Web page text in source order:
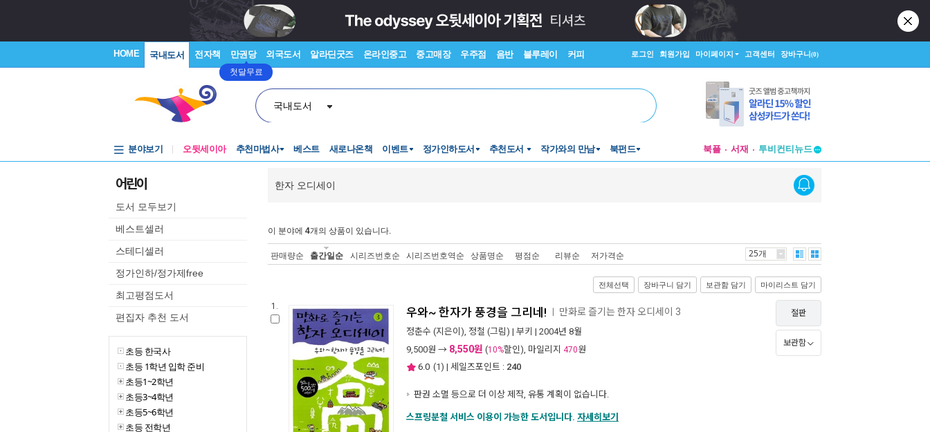
HOME 국내도서 전자책 만권당
첫달무료
외국도서 알라딘굿즈 온라인중고 중고매장 우주점 음반 블루레이 커피 로그인 회원가입 마이페이지 고객센터 장바구니(0)
국내도서
분야보기 오뒷세이아 추천마법사 베스트 새로나온책 이벤트 정가인하도서 추천도서 작가와의 만남 북펀드 북플 서재
투비컨티뉴드
투비컨티뉴드
어린이
도서 모두보기
베스트셀러
스테디셀러
정가인하/정가제free
최고평점도서
편집자 추천 도서
초등 한국사
초등 1학년 입학 준비
초등1~2학년
초등3~4학년
초등5~6학년
초등 전학년
한자 오디세이
이 분야에 4개의 상품이 있습니다.
판매량순 출간일순 시리즈번호순 시리즈번호역순 상품명순 평점순 리뷰순 저가격순 25개
전체선택 장바구니 담기 보관함 담기 마이리스트 담기
1. 우와~ 한자가 풍경을 그리네! 만화로 즐기는 한자 오디세이 3
정춘수 (지은이), 정철 (그림) | 부키 | 2004년 8월
9,500원 → 8,550원 (10%할인), 마일리지 470원
6.0 (1) | 세일즈포인트 : 240
판권 소멸 등으로 더 이상 제작, 유통 계획이 없습니다.
절판
보관함
스프링분철 서비스 이용이 가능한 도서입니다. 자세히보기